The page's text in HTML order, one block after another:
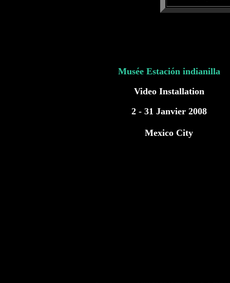
Musée Estación indianilla
Video Installation
2 - 31 Janvier 2008
Mexico City